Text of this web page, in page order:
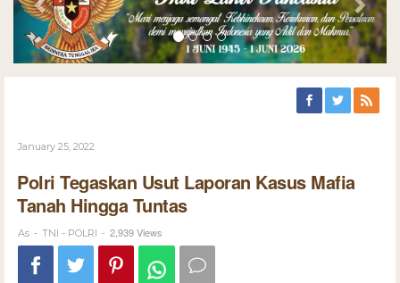
January 25, 2022
Polri Tegaskan Usut Laporan Kasus Mafia
Tanah Hingga Tuntas
As - TNI - POLRI - 2,939 Views